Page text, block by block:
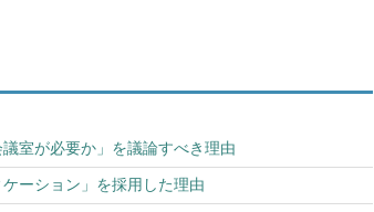
室が必要か」を議論すべき理由
ーション」を採用した理由